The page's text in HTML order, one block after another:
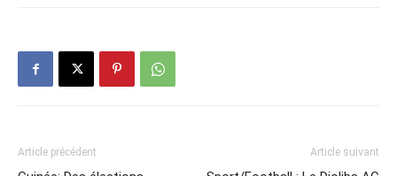
Article précédent Article suivant